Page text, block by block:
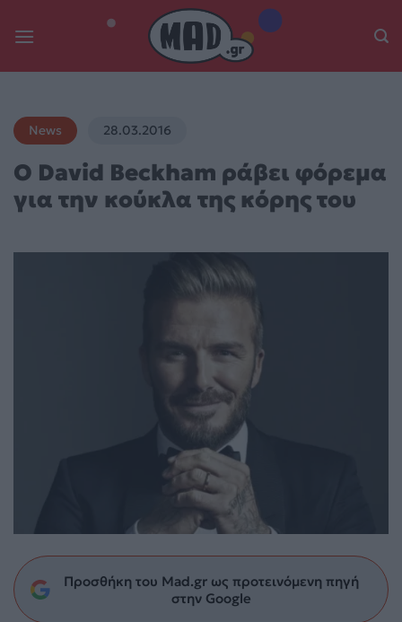
News 28.03.2016
O David Beckham ράβει φόρεμα
για την κούκλα της κόρης του
Προσθήκη του Mad.gr ως προτεινόμενη πηγή
στην Google